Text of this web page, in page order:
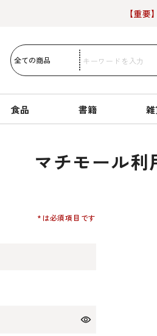
【重
食品 書籍
マチモール利